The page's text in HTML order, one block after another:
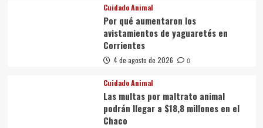
Cuidado Animal
Por qué aumentaron los
avistamientos de yaguaretés en
Corrientes
4 de agosto de 2026 0
Cuidado Animal
Las multas por maltrato animal
podrán llegar a $18,8 millones en el
Chaco